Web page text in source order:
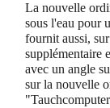
La nouvelle
sous l'eau pour
fournit aussi,
supplémentaire
avec un angle
sur la nouvelle